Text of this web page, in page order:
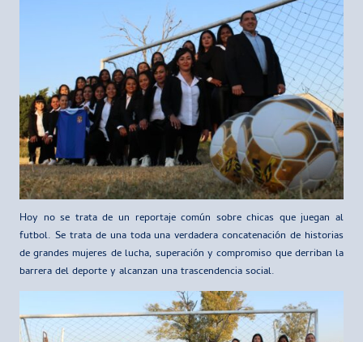
Hoy no se trata de un reportaje común sobre chicas que juegan al
futbol. Se trata de una toda una verdadera concatenación de historias
de grandes mujeres de lucha, superación y compromiso que derriban la
barrera del deporte y alcanzan una trascendencia social.